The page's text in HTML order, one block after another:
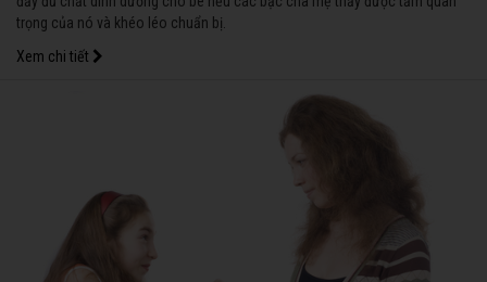
trọng của nó và khéo léo chuẩn bị.
Xem chi tiết